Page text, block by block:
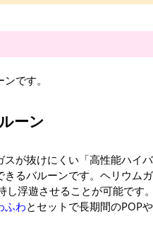
です。
ーン
が抜けにくい「高性能ハイ
るバルーンです。ヘリウム
浮遊させることが可能です
ふわとセットで長期間のPOP